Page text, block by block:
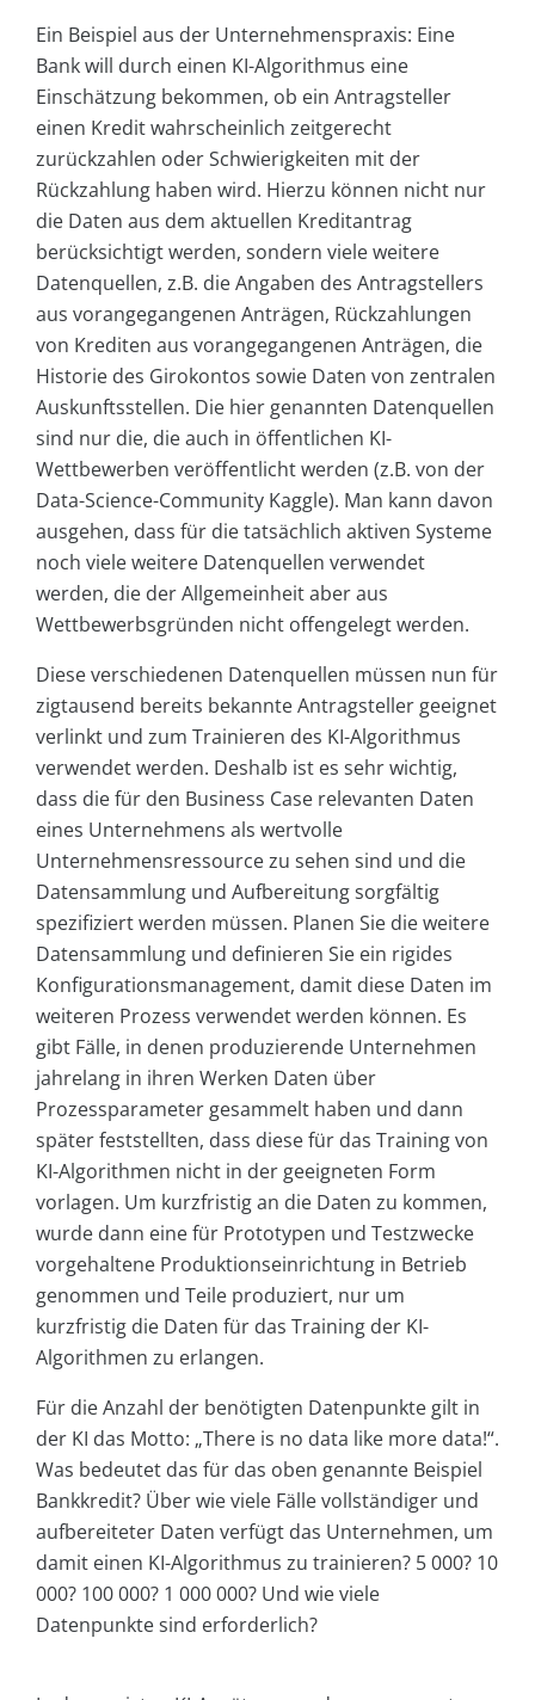
Ein Beispiel aus der Unternehmenspraxis: Eine
Bank will durch einen KI-Algorithmus eine
Einschätzung bekommen, ob ein Antragsteller
einen Kredit wahrscheinlich zeitgerecht
zurückzahlen oder Schwierigkeiten mit der
Rückzahlung haben wird. Hierzu können nicht nur
die Daten aus dem aktuellen Kreditantrag
berücksichtigt werden, sondern viele weitere
Datenquellen, z.B. die Angaben des Antragstellers
aus vorangegangenen Anträgen, Rückzahlungen
von Krediten aus vorangegangenen Anträgen, die
Historie des Girokontos sowie Daten von zentralen
Auskunftsstellen. Die hier genannten Datenquellen
sind nur die, die auch in öffentlichen KI-
Wettbewerben veröffentlicht werden (z.B. von der
Data-Science-Community Kaggle). Man kann davon
ausgehen, dass für die tatsächlich aktiven Systeme
noch viele weitere Datenquellen verwendet
werden, die der Allgemeinheit aber aus
Wettbewerbsgründen nicht offengelegt werden.
Diese verschiedenen Datenquellen müssen nun für
zigtausend bereits bekannte Antragsteller geeignet
verlinkt und zum Trainieren des KI-Algorithmus
verwendet werden. Deshalb ist es sehr wichtig,
dass die für den Business Case relevanten Daten
eines Unternehmens als wertvolle
Unternehmensressource zu sehen sind und die
Datensammlung und Aufbereitung sorgfältig
spezifiziert werden müssen. Planen Sie die weitere
Datensammlung und definieren Sie ein rigides
Konfigurationsmanagement, damit diese Daten im
weiteren Prozess verwendet werden können. Es
gibt Fälle, in denen produzierende Unternehmen
jahrelang in ihren Werken Daten über
Prozessparameter gesammelt haben und dann
später feststellten, dass diese für das Training von
KI-Algorithmen nicht in der geeigneten Form
vorlagen. Um kurzfristig an die Daten zu kommen,
wurde dann eine für Prototypen und Testzwecke
vorgehaltene Produktionseinrichtung in Betrieb
genommen und Teile produziert, nur um
kurzfristig die Daten für das Training der KI-
Algorithmen zu erlangen.
Für die Anzahl der benötigten Datenpunkte gilt in
der KI das Motto: „There is no data like more data!“.
Was bedeutet das für das oben genannte Beispiel
Bankkredit? Über wie viele Fälle vollständiger und
aufbereiteter Daten verfügt das Unternehmen, um
damit einen KI-Algorithmus zu trainieren? 5 000? 10
000? 100 000? 1 000 000? Und wie viele
Datenpunkte sind erforderlich?